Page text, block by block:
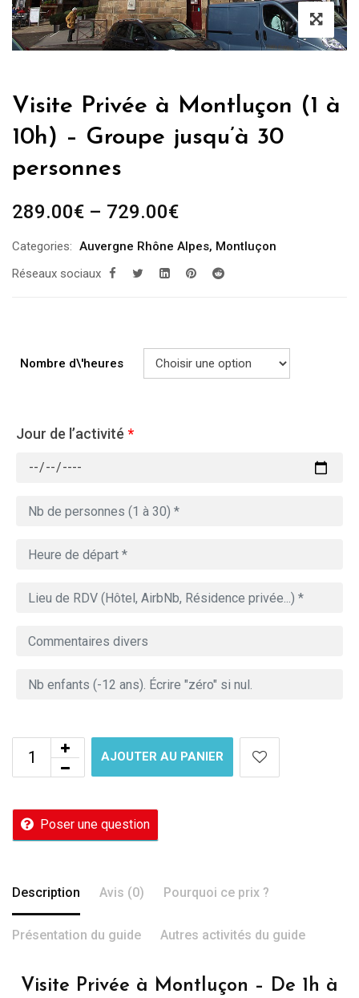
Visite Privée à Montluçon (1 à
10h) – Groupe jusqu’à 30
personnes
289.00€ – 729.00€
Categories: Auvergne Rhône Alpes, Montluçon
Réseaux sociaux
Nombre d\'heures
Jour de l’activité *
AJOUTER AU PANIER
Poser une question
Description Avis (0) Pourquoi ce prix ?
Présentation du guide Autres activités du guide
Visite Privée à Montluçon – De 1h à